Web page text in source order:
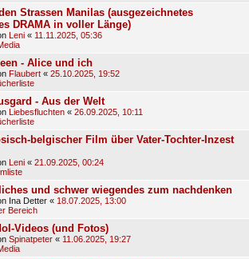
Strassen Manilas (ausgezeichnetes
DRAMA in voller Länge)
Leni « 11.11.2025, 05:36
- Alice und ich
Flaubert « 25.10.2025, 19:52
- Aus der Welt
Liebesfluchten « 26.09.2025, 10:11
belgischer Film über Vater-Tochter-Inzest
Leni « 21.09.2025, 00:24
und schwer wiegendes zum nachdenken
Ina Detter « 18.07.2025, 13:00
Bereich
Videos (und Fotos)
Spinatpeter « 11.06.2025, 19:27